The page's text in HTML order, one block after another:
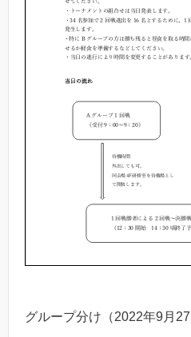
グループ分け（2022年9月27